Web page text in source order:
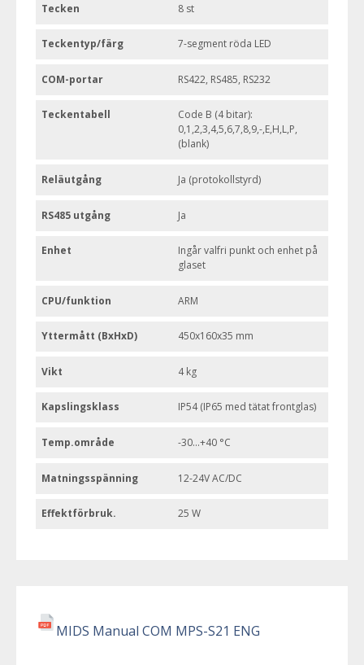
Tecken 8 st
Teckentyp/färg 7-segment röda LED
COM-portar RS422, RS485, RS232
Teckentabell
Code B (4 bitar):
0,1,2,3,4,5,6,7,8,9,-,E,H,L,P,
(blank)
Reläutgång Ja (protokollstyrd)
RS485 utgång Ja
Enhet
Ingår valfri punkt och enhet på
glaset
CPU/funktion ARM
Yttermått (BxHxD) 450x160x35 mm
Vikt 4 kg
Kapslingsklass IP54 (IP65 med tätat frontglas)
Temp.område -30...+40 °C
Matningsspänning 12-24V AC/DC
Effektförbruk. 25 W
MIDS Manual COM MPS-S21 ENG